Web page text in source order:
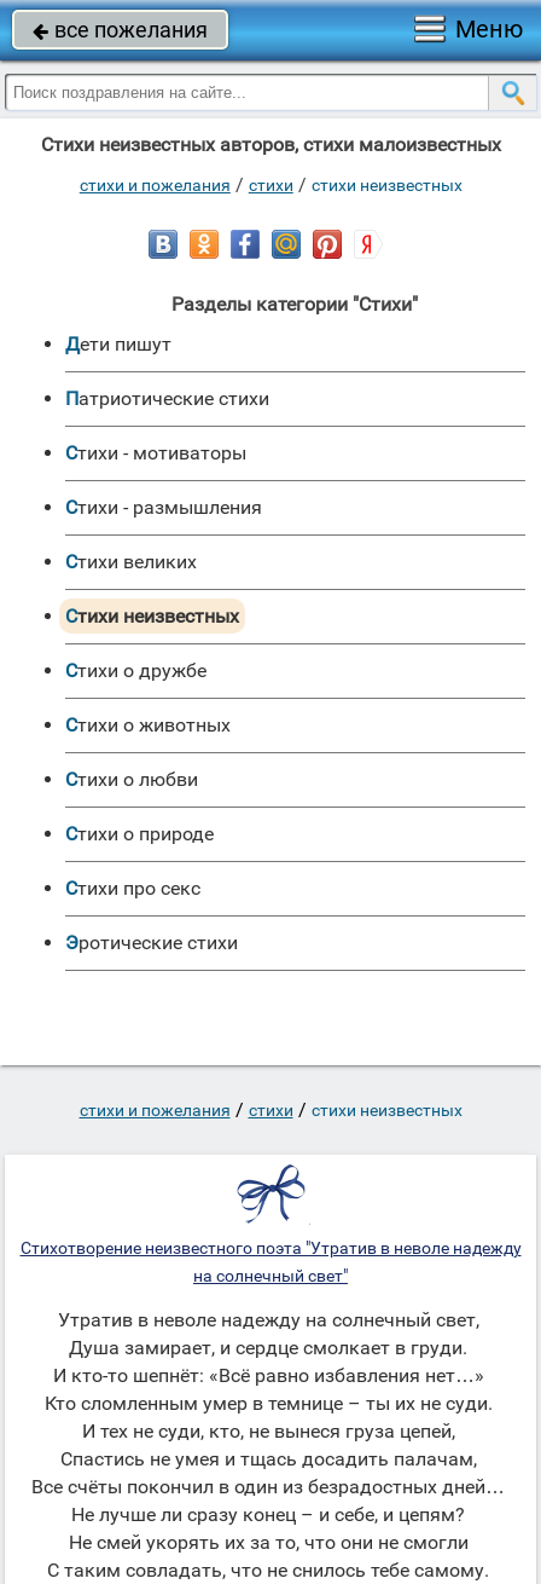
 все пожелания Меню
Стихи неизвестных авторов, стихи малоизвестных
стихи и пожелания / стихи / стихи неизвестных
Разделы категории "Стихи"
Дети пишут
Патриотические стихи
Стихи - мотиваторы
Стихи - размышления
Стихи великих
Стихи неизвестных
Стихи о дружбе
Стихи о животных
Стихи о любви
Стихи о природе
Стихи про секс
Эротические стихи
стихи и пожелания / стихи / стихи неизвестных
Стихотворение неизвестного поэта "Утратив в неволе надежду
на солнечный свет"
Утратив в неволе надежду на солнечный свет,
Душа замирает, и сердце смолкает в груди.
И кто-то шепнёт: «Всё равно избавления нет…»
Кто сломленным умер в темнице – ты их не суди.
И тех не суди, кто, не вынеся груза цепей,
Спастись не умея и тщась досадить палачам,
Все счёты покончил в один из безрадостных дней…
Не лучше ли сразу конец – и себе, и цепям?
Не смей укорять их за то, что они не смогли
С таким совладать, что не снилось тебе самому.